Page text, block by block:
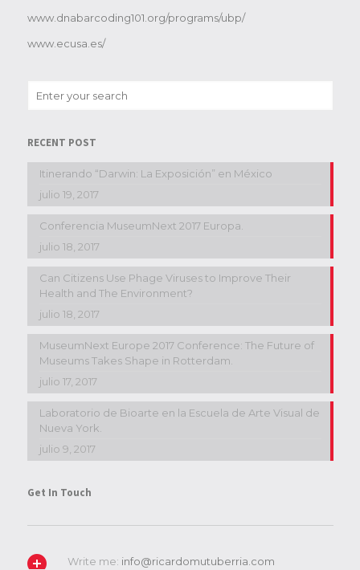
www.dnabarcoding101.org/programs/ubp/
www.ecusa.es/
RECENT POST
Itinerando “Darwin: La Exposición” en México
julio 19, 2017
Conferencia MuseumNext 2017 Europa.
julio 18, 2017
Can Citizens Use Phage Viruses to Improve Their
Health and The Environment?
julio 18, 2017
MuseumNext Europe 2017 Conference: The Future of
Museums Takes Shape in Rotterdam.
julio 17, 2017
Laboratorio de Bioarte en la Escuela de Arte Visual de
Nueva York.
julio 9, 2017
Get In Touch
Write me: info@ricardomutuberria.com